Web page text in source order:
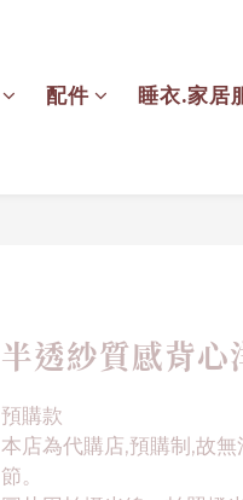
配件 睡衣.家居
半透紗質感背心
預購款
本店為代購店,預購制,故
節。